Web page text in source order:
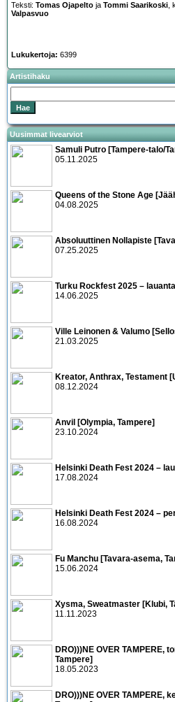
Teksti: Tomas Ojapelto ja Tommi Saarikoski,
Valpasvuo
Lukukertoja: 6399
Artistihaku
Uusimmat livearviot
Samuli Putro [Tampere-talo/
05.11.2025
Queens of the Stone Age
04.08.2025
Absoluuttinen Nollapiste
07.25.2025
Turku Rockfest 2025 –
14.06.2025
Ville Leinonen & Valumo
21.03.2025
Kreator, Anthrax, Testament
08.12.2024
Anvil [Olympia, Tampere]
23.10.2024
Helsinki Death Fest 2024 –
17.08.2024
Helsinki Death Fest 2024 –
16.08.2024
Fu Manchu [Tavara-asema,
15.06.2024
Xysma, Sweatmaster [Klubi,
11.11.2023
DRO)))NE OVER TAMPERE,
Tampere]
18.05.2023
DRO)))NE OVER TAMPERE,